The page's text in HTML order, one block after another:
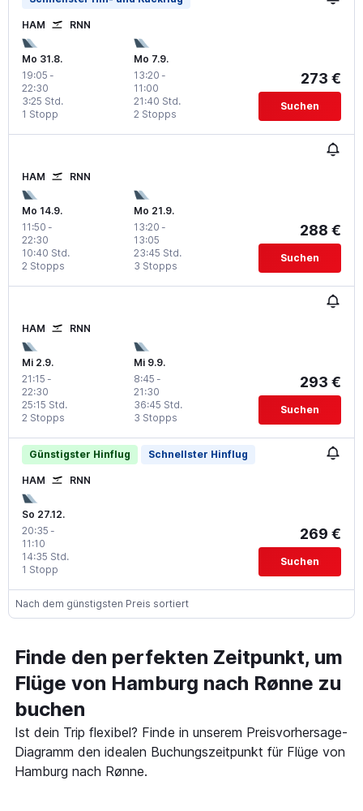
HAM RNN
Mo 31.8.
19:05 -
22:30
1 Stopp
3:25 Std.
Mo 7.9.
13:20 -
11:00
2 Stopps
21:40 Std.
273 €
Suchen
HAM RNN
Mo 14.9.
11:50 -
22:30
2 Stopps
10:40 Std.
Mo 21.9.
13:20 -
13:05
3 Stopps
23:45 Std.
288 €
Suchen
HAM RNN
Mi 2.9.
21:15 -
22:30
2 Stopps
25:15 Std.
Mi 9.9.
8:45 -
21:30
3 Stopps
36:45 Std.
293 €
Suchen
Günstigster Hinflug Schnellster Hinflug
HAM RNN
So 27.12.
20:35 -
11:10
1 Stopp
14:35 Std.
269 €
Suchen
Nach dem günstigsten Preis sortiert
Finde den perfekten Zeitpunkt, um
Flüge von Hamburg nach Rønne zu
buchen
Ist dein Trip flexibel? Finde in unserem Preisvorhersage-
Diagramm den idealen Buchungszeitpunkt für Flüge von
Hamburg nach Rønne.